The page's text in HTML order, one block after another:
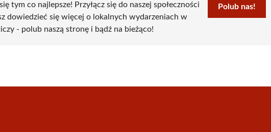
tym co najlepsze! Przyłącz się do naszej społeczności
dowiedzieć się więcej o lokalnych wydarzeniach w
- polub naszą stronę i bądź na bieżąco!
Polub nas!